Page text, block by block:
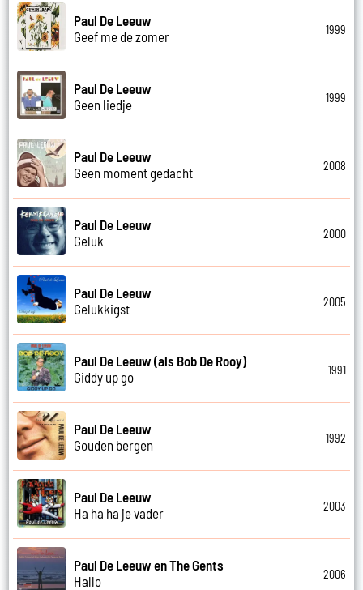
Paul De Leeuw
Geef me de zomer
1999
Paul De Leeuw
Geen liedje
1999
Paul De Leeuw
Geen moment gedacht
2008
Paul De Leeuw
Geluk
2000
Paul De Leeuw
Gelukkigst
2005
Paul De Leeuw (als Bob De Rooy)
Giddy up go
1991
Paul De Leeuw
Gouden bergen
1992
Paul De Leeuw
Ha ha ha je vader
2003
Paul De Leeuw en The Gents
Hallo
2006